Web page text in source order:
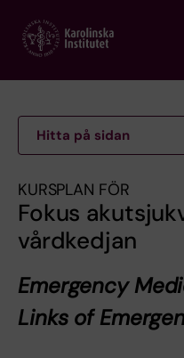
main
Hitta på sidan
KURSPLAN FÖR
Fokus
vårdkedjan
Emergency
Links of